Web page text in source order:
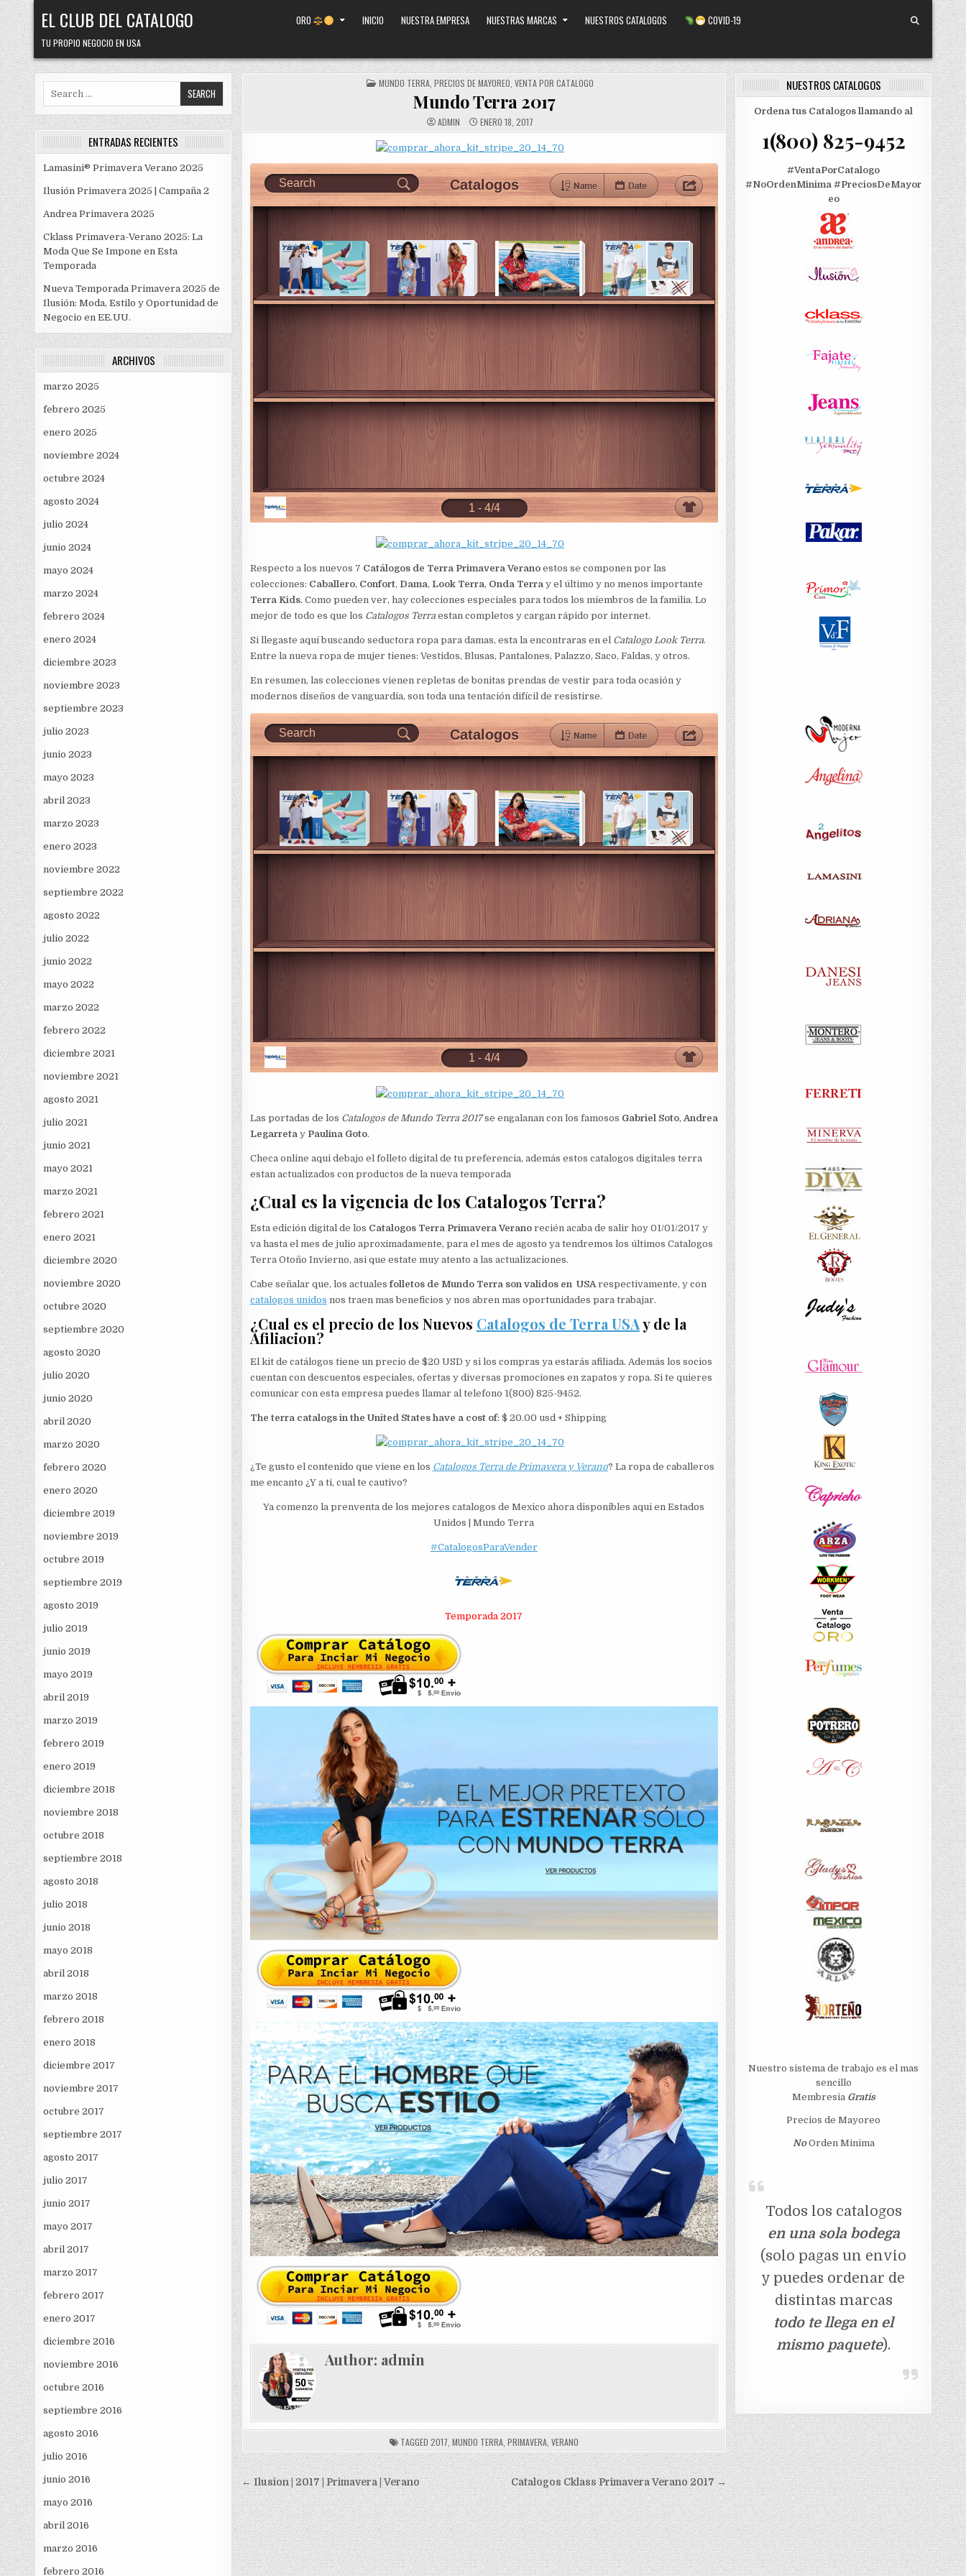
Skip
to
content
EL CLUB DEL CATALOGO
TU PROPIO NEGOCIO EN USA
ORO INICIO NUESTRA EMPRESA NUESTRAS MARCAS NUESTROS CATALOGOS COVID-19
ENTRADAS RECIENTES
Lamasini® Primavera Verano 2025
Ilusión Primavera 2025 | Campaña 2
Andrea Primavera 2025
Cklass Primavera-Verano 2025: La
Moda Que Se Impone en Esta
Temporada
Nueva Temporada Primavera 2025 de
Ilusión: Moda, Estilo y Oportunidad de
Negocio en EE.UU.
ARCHIVOS
marzo 2025
febrero 2025
enero 2025
noviembre 2024
octubre 2024
agosto 2024
julio 2024
junio 2024
mayo 2024
marzo 2024
febrero 2024
enero 2024
diciembre 2023
noviembre 2023
septiembre 2023
julio 2023
junio 2023
mayo 2023
abril 2023
marzo 2023
enero 2023
noviembre 2022
septiembre 2022
agosto 2022
julio 2022
junio 2022
mayo 2022
marzo 2022
febrero 2022
diciembre 2021
noviembre 2021
agosto 2021
julio 2021
junio 2021
mayo 2021
marzo 2021
febrero 2021
enero 2021
diciembre 2020
noviembre 2020
octubre 2020
septiembre 2020
agosto 2020
julio 2020
junio 2020
abril 2020
marzo 2020
febrero 2020
enero 2020
diciembre 2019
noviembre 2019
octubre 2019
septiembre 2019
agosto 2019
julio 2019
junio 2019
mayo 2019
abril 2019
marzo 2019
febrero 2019
enero 2019
diciembre 2018
noviembre 2018
octubre 2018
septiembre 2018
agosto 2018
julio 2018
junio 2018
mayo 2018
abril 2018
marzo 2018
febrero 2018
enero 2018
diciembre 2017
noviembre 2017
octubre 2017
septiembre 2017
agosto 2017
julio 2017
junio 2017
mayo 2017
abril 2017
marzo 2017
febrero 2017
enero 2017
diciembre 2016
noviembre 2016
octubre 2016
septiembre 2016
agosto 2016
julio 2016
junio 2016
mayo 2016
abril 2016
marzo 2016
febrero 2016
POSTED
IN
MUNDO TERRA ,PRECIOS DE MAYOREO ,VENTA POR CATALOGO
Mundo Terra 2017
ADMIN ENERO 18, 2017
Respecto a los nuevos 7 Catálogos de Terra Primavera Veranoestos se componen por las
colecciones: Caballero, Confort, Dama, Look Terra, Onda Terray el último y no menos importante
Terra Kids. Como pueden ver, hay colecciones especiales para todos los miembros de la familia. Lo
mejor de todo es que los Catalogos Terraestan completos y cargan rápido por internet.
Si llegaste aquí buscando seductora ropa para damas, esta la encontraras en el Catalogo Look Terra.
Entre la nueva ropa de mujer tienes: Vestidos, Blusas, Pantalones, Palazzo, Saco, Faldas, y otros.
En resumen, las colecciones vienen repletas de bonitas prendas de vestir para toda ocasión y
modernos diseños de vanguardia, son toda una tentación difícil de resistirse.
Las portadas de los Catalogos de Mundo Terra 2017se engalanan con los famosos Gabriel Soto, Andrea
Legarretay Paulina Goto.
Checa online aqui debajo el folleto digital de tu preferencia, además estos catalogos digitales terra
estan actualizados con productos de la nueva temporada
¿Cual es la vigencia de los Catalogos Terra?
Esta edición digital de los Catalogos Terra Primavera Veranorecién acaba de salir hoy 01/01/2017 y
va hasta el mes de julio aproximadamente, para el mes de agosto ya tendremos los últimos Catalogos
Terra Otoño Invierno, asi que estate muy atento a las actualizaciones.
Cabe señalar que, los actualesfolletos de Mundo Terra son validos en USArespectivamente, y con
catalogos unidos nos traen mas beneficios y nos abren mas oportunidades para trabajar.
¿Cual es el precio de los Nuevos Catalogos de Terra USAy de la
Afiliacion?
El kit de catálogos tiene un precio de $20 USD y si los compras ya estarás afiliada. Además los socios
cuentan con descuentos especiales, ofertas y diversas promociones en zapatos y ropa. Si te quieres
comunicar con esta empresa puedes llamar al telefono 1(800) 825-9452.
The terra catalogs in the United States have a cost of: $ 20.00 usd + Shipping
¿Te gusto el contenido que viene en los Catalogos Terra de Primavera y Verano? La ropa de caballeros
me encanto ¿Y a ti, cual te cautivo?
Ya comenzo la prenventa de los mejores catalogos de Mexico ahora disponibles aqui en Estados
Unidos | Mundo Terra
#CatalogosParaVender
Temporada 2017
Author: admin
TAGGED 2017 MUNDO TERRA, PRIMAVERA, VERANO
Navegación
de
entradas
Catalogos Cklass Primavera Verano 2017 →
← Ilusion | 2017 | Primavera | Verano
NUESTROS CATALOGOS
Ordena tus Catalogos llamando al
1(800) 825-9452
#VentaPorCatalogo
#NoOrdenMinima #PreciosDeMayor
eo
Nuestro sistema de trabajo es el mas
sencillo
Membresia Gratis
Precios de Mayoreo
NoOrden Minima
Todos los catalogos
en una sola bodega
(solo pagas un envio
y puedes ordenar de
distintas marcas
todo te llega en el
mismo paquete).